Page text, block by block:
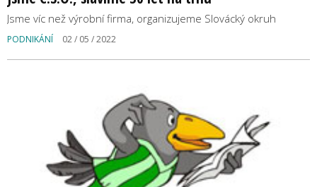
Jsme víc než výrobní firma, organizujeme Slovácký okruh
PODNIKÁNÍ 02 / 05 / 2022